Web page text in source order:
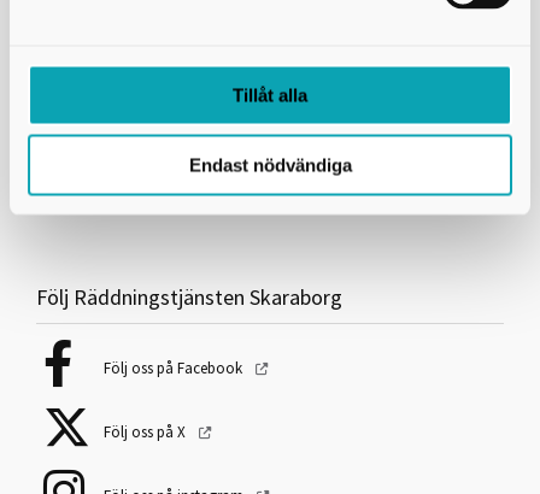
Tillåt alla
Endast nödvändiga
Hantering av personuppgifter
Följ Räddningstjänsten Skaraborg
Följ oss på Facebook
Följ oss på X